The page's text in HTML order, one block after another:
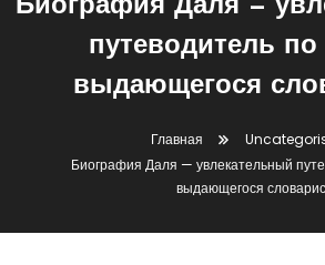
Биография Даля —
путеводитель
выдающегося
Главная
Биография Даля — увлекательный
выдающегося